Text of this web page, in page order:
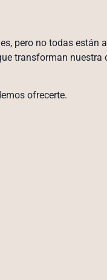
pero no todas están
transforman nuestra
ofrecerte.